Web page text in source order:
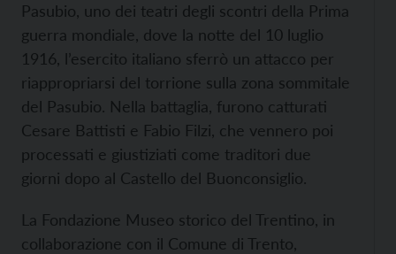
Pasubio, uno dei teatri degli scontri della Prima
guerra mondiale, dove la notte del 10 luglio
1916, l’esercito italiano sferrò un attacco per
riappropriarsi del torrione sulla zona sommitale
del Pasubio. Nella battaglia, furono catturati
Cesare Battisti e Fabio Filzi, che vennero poi
processati e giustiziati come traditori due
giorni dopo al Castello del Buonconsiglio.
La Fondazione Museo storico del Trentino, in
collaborazione con il Comune di Trento,